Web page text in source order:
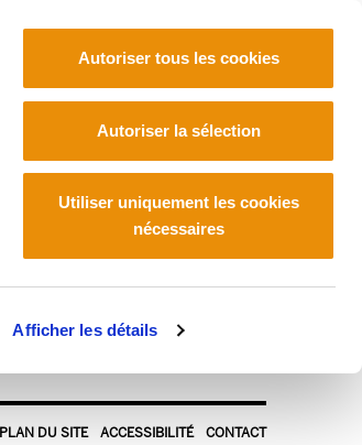
Afficher les détails
Autoriser tous les cookies
Autoriser la sélection
Utiliser uniquement les cookies
nécessaires
PLAN DU SITE ACCESSIBILITÉ CONTACT